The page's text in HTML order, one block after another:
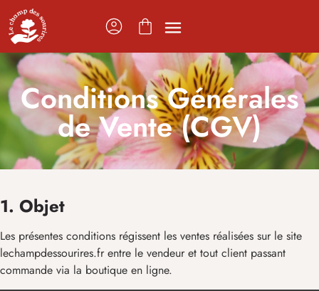
Conditions Générales
de Vente (CGV)
1. Objet
Les présentes conditions régissent les ventes réalisées sur le site
lechampdessourires.fr entre le vendeur et tout client passant
commande via la boutique en ligne.